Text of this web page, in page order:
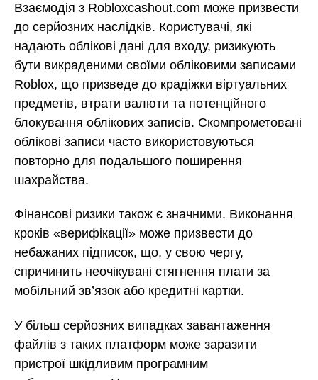
Взаємодія з Robloxcashout.com може призвести
до серйозних наслідків. Користувачі, які
надають облікові дані для входу, ризикують
бути викраденими своїми обліковими записами
Roblox, що призведе до крадіжки віртуальних
предметів, втрати валюти та потенційного
блокування облікових записів. Скомпрометовані
облікові записи часто використовуються
повторно для подальшого поширення
шахрайства.
Фінансові ризики також є значними. Виконання
кроків «верифікації» може призвести до
небажаних підписок, що, у свою чергу,
спричинить неочікувані стягнення плати за
мобільний зв’язок або кредитні картки.
У більш серйозних випадках завантаження
файлів з таких платформ може заразити
пристрої шкідливим програмним